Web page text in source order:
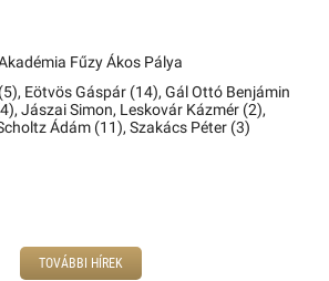
Fűzy Ákos Pálya
Eötvös Gáspár (14), Gál Ottó Benjámin
Jászai Simon, Leskovár Kázmér (2),
Ádám (11), Szakács Péter (3)
TOVÁBBI HÍREK